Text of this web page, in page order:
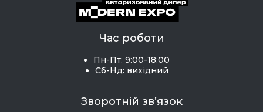
Час роботи
Пн-Пт: 9:00-18:00
Сб-Нд: вихідний
Зворотній зв’язок